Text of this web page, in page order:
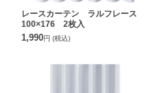
レースカーテン ラルフレース
100×176 2枚入
1,990円 (税込)